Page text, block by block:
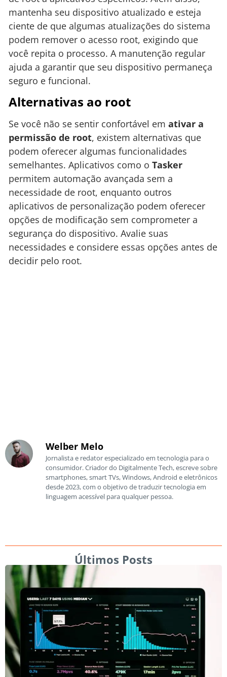
mantenha seu dispositivo atualizado e esteja
ciente de que algumas atualizações do sistema
podem remover o acesso root, exigindo que
você repita o processo. A manutenção regular
ajuda a garantir que seu dispositivo permaneça
seguro e funcional.
Alternativas ao root
Se você não se sentir confortável em ativar a
permissão de root, existem alternativas que
podem oferecer algumas funcionalidades
semelhantes. Aplicativos como o Tasker
permitem automação avançada sem a
necessidade de root, enquanto outros
aplicativos de personalização podem oferecer
opções de modificação sem comprometer a
segurança do dispositivo. Avalie suas
necessidades e considere essas opções antes de
decidir pelo root.
Welber Melo
Jornalista e redator especializado em tecnologia para o
consumidor. Criador do Digitalmente Tech, escreve sobre
smartphones, smart TVs, Windows, Android e eletrônicos
desde 2023, com o objetivo de traduzir tecnologia em
linguagem acessível para qualquer pessoa.
Últimos Posts